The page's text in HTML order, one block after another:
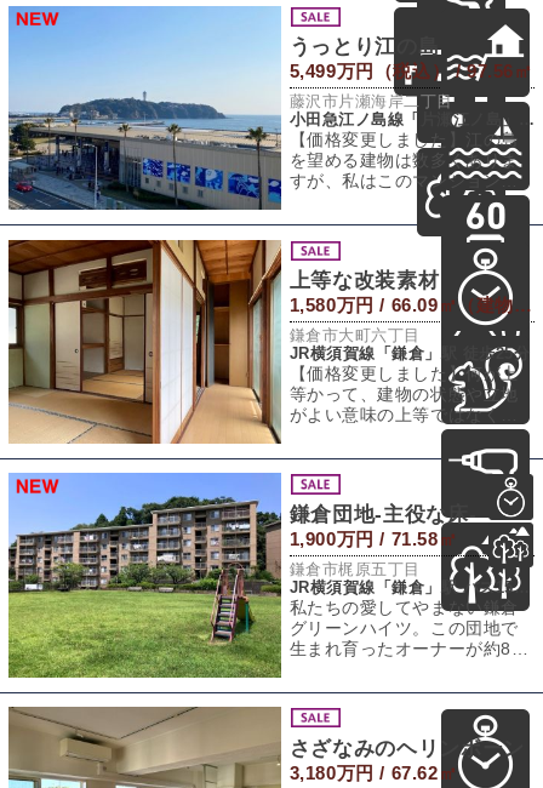
うっとり江の島
5,499万円（税込） / 97.56㎡
藤沢市片瀬海岸二丁目
小田急江ノ島線「片瀬江ノ島」駅 徒歩5分
【価格変更しました】江の島
を望める建物は数多くありま
すが、私はこのマンションか
らの眺めが好きです。人に利
き顔があるみたい
上等な改装素材
1,580万円 / 66.09㎡（建物） 133.58㎡（敷地）
鎌倉市大町六丁目
JR横須賀線「鎌倉」駅 徒歩25分
【価格変更しました】何が上
等かって、建物の状態や立地
がよい意味の上等ではなく
て、建物が古くあちこち修復
する必要があるほど
鎌倉団地-主役な床-
1,900万円 / 71.58㎡
鎌倉市梶原五丁目
JR横須賀線「鎌倉」駅 バス15分 「桔梗山」バス停 徒歩2分
私たちの愛してやまない鎌倉
グリーンハイツ。この団地で
生まれ育ったオーナーが約8年
たのがこの物件
さざなみのヘリンボーン
3,180万円 / 67.62㎡